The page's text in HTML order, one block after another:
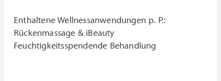
Enthaltene Wellnessanwendungen p. P.:
Rückenmassage & iBeauty
Feuchtigkeitsspendende Behandlung